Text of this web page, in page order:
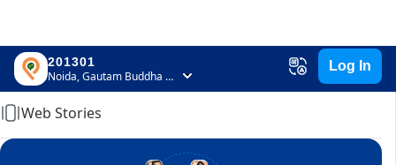
201301
Noida, Gautam Buddha Nagar, Uttar Pradesh
Log In
Home
Web Stories